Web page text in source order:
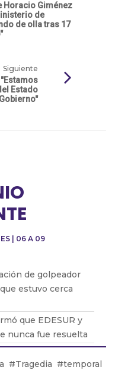
Horacio Giménez
de
de olla tras 17
Siguiente
Estado
| 06 A 09
de golpeador
estuvo cerca
que EDESUR y
nunca fue resuelta
Tragedia temporal